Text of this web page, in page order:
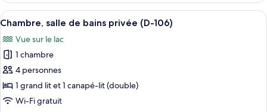
salle
de
bains
privée
(B-
103)
type
de
Chambre,
salle
de
bains
privée
(B-
103)
Afficher
toutes
les
photos
pour
ce
type
Une cuisine moderne agrémentée
7
Chambre, salle de bains privée (D-106)
Vue sur le lac
1 chambre
4 personnes
1 grand lit et 1 canapé-lit (double)
Wi-Fi gratuit